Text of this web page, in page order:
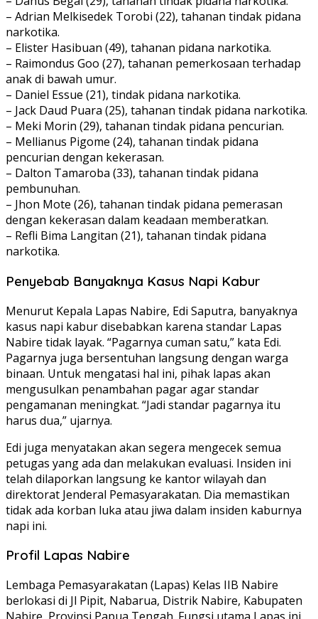
– Adrian Melkisedek Torobi (22), tahanan tindak pidana
narkotika.
– Elister Hasibuan (49), tahanan pidana narkotika.
– Raimondus Goo (27), tahanan pemerkosaan terhadap
anak di bawah umur.
– Daniel Essue (21), tindak pidana narkotika.
– Jack Daud Puara (25), tahanan tindak pidana narkotika.
– Meki Morin (29), tahanan tindak pidana pencurian.
– Mellianus Pigome (24), tahanan tindak pidana
pencurian dengan kekerasan.
– Dalton Tamaroba (33), tahanan tindak pidana
pembunuhan.
– Jhon Mote (26), tahanan tindak pidana pemerasan
dengan kekerasan dalam keadaan memberatkan.
– Refli Bima Langitan (21), tahanan tindak pidana
narkotika.
Penyebab Banyaknya Kasus Napi Kabur
Menurut Kepala Lapas Nabire, Edi Saputra, banyaknya
kasus napi kabur disebabkan karena standar Lapas
Nabire tidak layak. “Pagarnya cuman satu,” kata Edi.
Pagarnya juga bersentuhan langsung dengan warga
binaan. Untuk mengatasi hal ini, pihak lapas akan
mengusulkan penambahan pagar agar standar
pengamanan meningkat. “Jadi standar pagarnya itu
harus dua,” ujarnya.
Edi juga menyatakan akan segera mengecek semua
petugas yang ada dan melakukan evaluasi. Insiden ini
telah dilaporkan langsung ke kantor wilayah dan
direktorat Jenderal Pemasyarakatan. Dia memastikan
tidak ada korban luka atau jiwa dalam insiden kaburnya
napi ini.
Profil Lapas Nabire
Lembaga Pemasyarakatan (Lapas) Kelas IIB Nabire
berlokasi di Jl Pipit, Nabarua, Distrik Nabire, Kabupaten